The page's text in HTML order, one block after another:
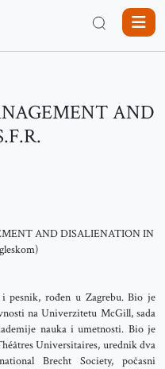
AND
AND DISALIENATION IN
pesnik, rođen u Zagrebu. Bio je
na Univerzitetu McGill, sada
nauka i umetnosti. Bio je
Universitaires, urednik dva
Brecht Society, počasni